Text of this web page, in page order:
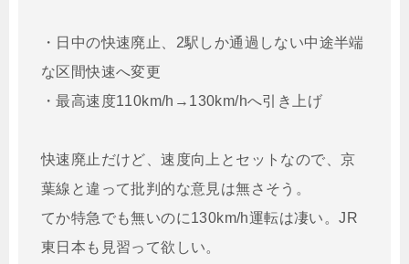
・日中の快速廃止、2駅しか通過しない中途半端
な区間快速へ変更
・最高速度110km/h→130km/hへ引き上げ
快速廃止だけど、速度向上とセットなので、京
葉線と違って批判的な意見は無さそう。
てか特急でも無いのに130km/h運転は凄い。JR
東日本も見習って欲しい。